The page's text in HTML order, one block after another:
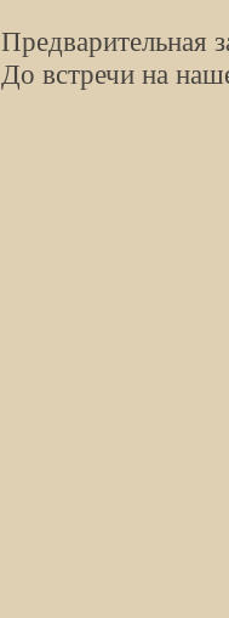
Предварительная
До встречи на